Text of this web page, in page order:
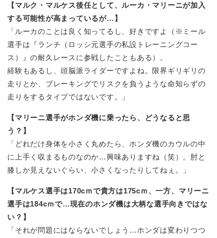
【マルク・マルケス後任として、ルーカ・マリーニが加入
する可能性が高まっているが…】
「ルーカのことは良く知ってるし、好きですよ（※ミール
選手は『ランチ（ロッシ元選手の私設トレーニングコー
ス）』の耐久レースに参戦したこともある）。
経験もあるし、頭脳派ライダーですよね。限界ギリギリの
走りとか、ブレーキングでリスクを負うような命知らずの
走りをするタイプではないです。」
【マリーニ選手がホンダ機に乗ったら、どうなると思
う？】
「どれだけ身体を小さく丸めたら、ホンダ機のカウルの中
に上手く収まるものなのか…興味ありますね（笑）。肘と
膝しか見えないぐらい、小さくなったりしてねぇ。」
【マルケス選手は170cｍで貴方は175cｍ、一方、マリーニ
選手は184cｍで…現在のホンダ機は大柄な選手向きではな
い？】
「それが問題にはならないでしょう…ホンダは変わりつつ